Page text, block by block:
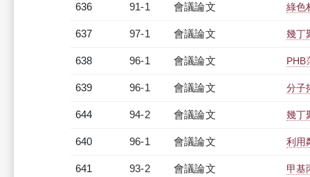
636 91-1 會議論文 綠色
637 97-1 會議論文 幾丁
638 96-1 會議論文 PHB
639 96-1 會議論文 分子
644 94-2 會議論文 幾丁
640 96-1 會議論文 利用
641 93-2 會議論文 甲基